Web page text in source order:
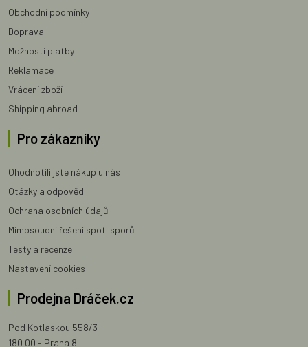
Obchodní podmínky
Doprava
Možnosti platby
Reklamace
Vrácení zboží
Shipping abroad
Pro zákazníky
Ohodnotili jste nákup u nás
Otázky a odpovědi
Ochrana osobních údajů
Mimosoudní řešení spot. sporů
Testy a recenze
Nastavení cookies
Prodejna Dráček.cz
Pod Kotlaskou 558/3
180 00 - Praha 8